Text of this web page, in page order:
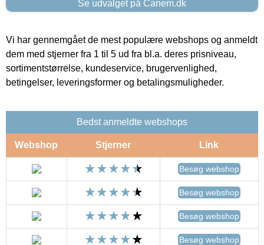
Se udvalget på Canem.dk
Vi har gennemgået de mest populære webshops og anmeldt
dem med stjerner fra 1 til 5 ud fra bl.a. deres prisniveau,
sortimentstørrelse, kundeservice, brugervenlighed,
betingelser, leveringsformer og betalingsmuligheder.
Bedst anmeldte webshops
Webshop Stjerner Link
Besøg webshop
Besøg webshop
Besøg webshop
Besøg webshop